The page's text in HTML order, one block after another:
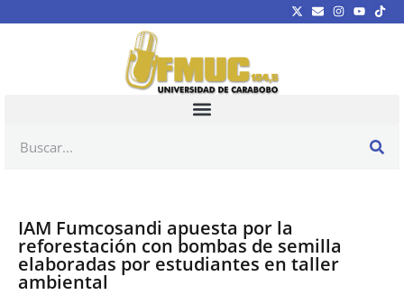
IAM Fumcosandi apuesta por la
reforestación con bombas de semilla
elaboradas por estudiantes en taller
ambiental